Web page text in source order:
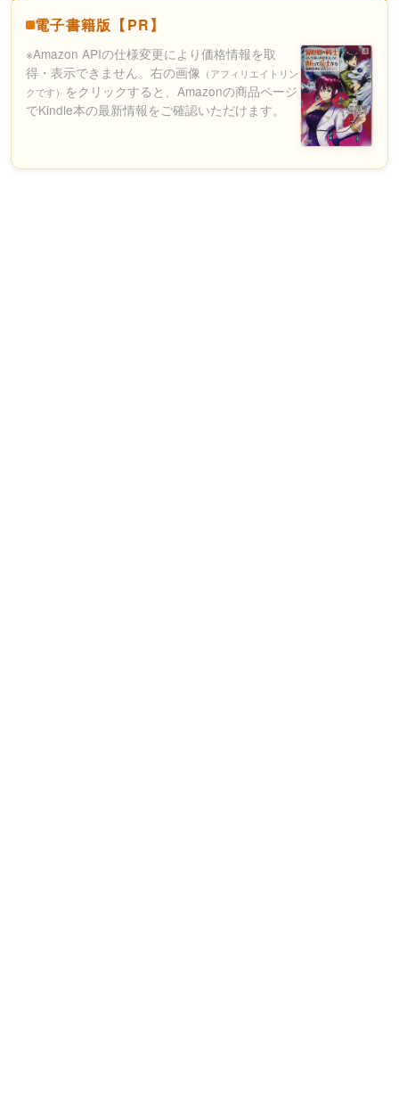
電子書籍版【PR】
※Amazon APIの仕様変更により価格情報を取
得・表示できません。右の画像 （アフィリエイトリン
クです） をクリックすると、Amazonの商品ページ
でKindle本の最新情報をご確認いただけます。